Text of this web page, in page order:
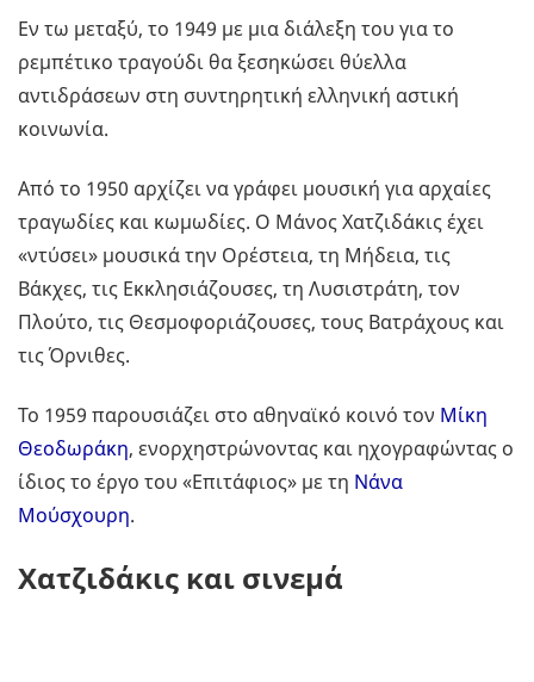
Εν τω μεταξύ, το 1949 με μια διάλεξη του για το
ρεμπέτικο τραγούδι θα ξεσηκώσει θύελλα
αντιδράσεων στη συντηρητική ελληνική αστική
κοινωνία.
Από το 1950 αρχίζει να γράφει μουσική για αρχαίες
τραγωδίες και κωμωδίες. Ο Μάνος Χατζιδάκις έχει
«ντύσει» μουσικά την Ορέστεια, τη Μήδεια, τις
Βάκχες, τις Εκκλησιάζουσες, τη Λυσιστράτη, τον
Πλούτο, τις Θεσμοφοριάζουσες, τους Βατράχους και
τις Όρνιθες.
Το 1959 παρουσιάζει στο αθηναϊκό κοινό τον Μίκη
Θεοδωράκη, ενορχηστρώνοντας και ηχογραφώντας ο
ίδιος το έργο του «Επιτάφιος» με τη Νάνα
Μούσχουρη.
Χατζιδάκις και σινεμά